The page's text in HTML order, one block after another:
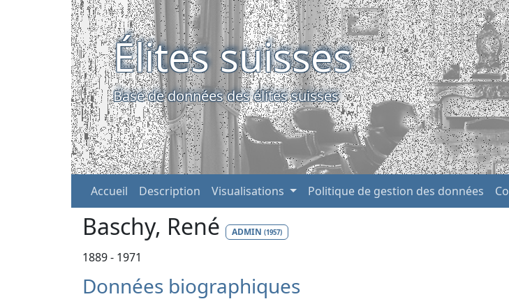
Élites suisses
Base de données des élites suisses
Accueil Description Visualisations Politique de gestion des données
Baschy, René ADMIN (1957)
1889 - 1971
Données biographiques